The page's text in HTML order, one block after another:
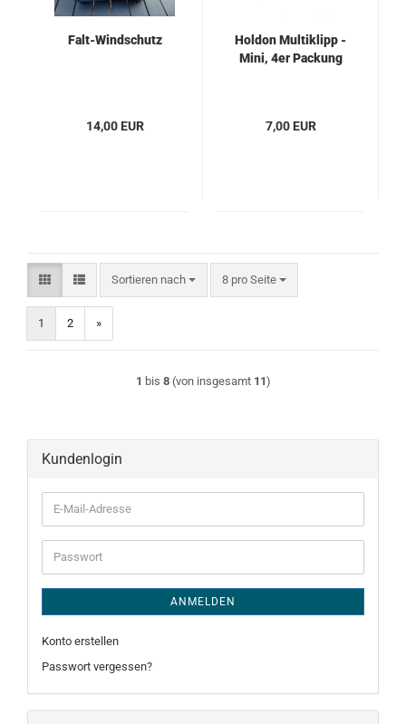
Falt-Windschutz
14,00 EUR
Holdon Multiklipp -
Mini, 4er Packung
7,00 EUR
Sortieren nach
Sortieren nach 8 pro Seite
pro Seite
1 2 »
1 bis 8(von insgesamt 11)
Kundenlogin
E-
Mail-
Adresse
Passwort
ANMELDEN
Konto erstellen
Passwort vergessen?